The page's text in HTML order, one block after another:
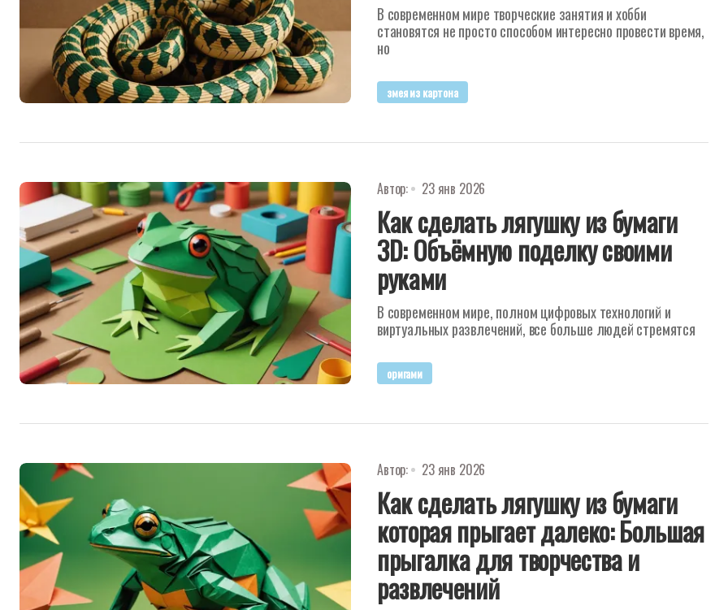
В современном мире творческие занятия и хобби
становятся не просто способом интересно провести время,
но
змея из картона
Автор: 23 янв 2026
Как сделать лягушку из бумаги
3D: Объёмную поделку своими
руками
В современном мире, полном цифровых технологий и
виртуальных развлечений, все больше людей стремятся
оригами
Автор: 23 янв 2026
Как сделать лягушку из бумаги
которая прыгает далеко: Большая
прыгалка для творчества и
развлечений